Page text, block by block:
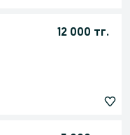
12 000 тг.